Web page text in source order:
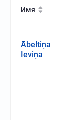
Имя
Ābeltiņa
Ieviņa